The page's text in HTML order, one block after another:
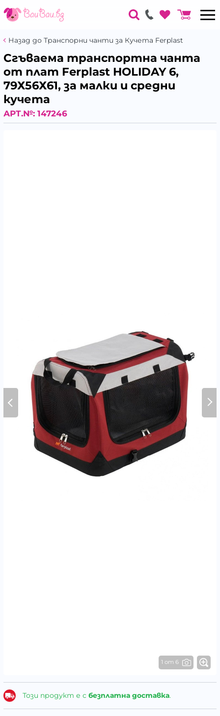
Назад до Транспорни чанти за Кучета Ferplast
Сгъваема транспортна чанта
от плат Ferplast HOLIDAY 6,
79Х56Х61, за малки и средни
кучета
АРТ.№: 147246
1 от 6
Този продукт е с безплатна доставка.